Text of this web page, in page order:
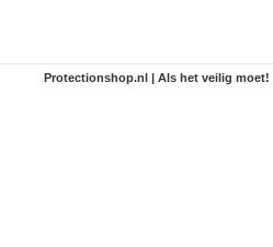
Protectionshop.nl | Als het veilig moet!